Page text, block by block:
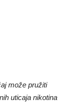
može pružiti
uticaja nikotina